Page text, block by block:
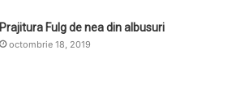
Prajitura Fulg de nea din albusuri
octombrie 18, 2019